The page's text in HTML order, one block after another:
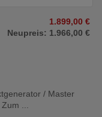
1.899,00 €
Neupreis: 1.966,00 €
/ Master
...